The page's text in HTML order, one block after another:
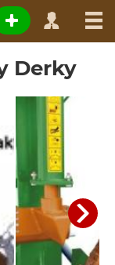
Derky